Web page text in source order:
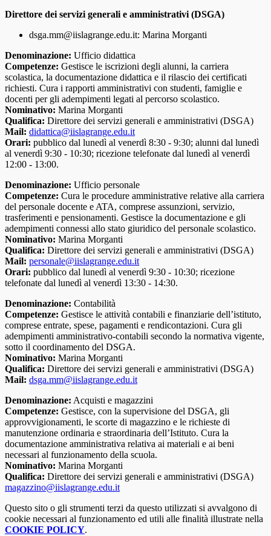
Direttore dei servizi generali e amministrativi (DSGA)
dsga.mm@iislagrange.edu.it: Marina Morganti
Denominazione: Ufficio didattica
Competenze: Gestisce le iscrizioni degli alunni, la carriera
scolastica, la documentazione didattica e il rilascio dei certificati
richiesti. Cura i rapporti amministrativi con studenti, famiglie e
docenti per gli adempimenti legati al percorso scolastico.
Nominativo: Marina Morganti
Qualifica: Direttore dei servizi generali e amministrativi (DSGA)
Mail: didattica@iislagrange.edu.it
Orari: pubblico dal lunedì al venerdì 8:30 - 9:30; alunni dal lunedì
al venerdì 9:30 - 10:30; ricezione telefonate dal lunedì al venerdì
12:00 - 13:00.
Denominazione: Ufficio personale
Competenze: Cura le procedure amministrative relative alla carriera
del personale docente e ATA, comprese assunzioni, servizio,
trasferimenti e pensionamenti. Gestisce la documentazione e gli
adempimenti connessi allo stato giuridico del personale scolastico.
Nominativo: Marina Morganti
Qualifica: Direttore dei servizi generali e amministrativi (DSGA)
Mail: personale@iislagrange.edu.it
Orari: pubblico dal lunedì al venerdì 9:30 - 10:30; ricezione
telefonate dal lunedì al venerdì 13:30 - 14:30.
Denominazione: Contabilità
Competenze: Gestisce le attività contabili e finanziarie dell’istituto,
comprese entrate, spese, pagamenti e rendicontazioni. Cura gli
adempimenti amministrativo-contabili secondo la normativa vigente,
sotto il coordinamento del DSGA.
Nominativo: Marina Morganti
Qualifica: Direttore dei servizi generali e amministrativi (DSGA)
Mail: dsga.mm@iislagrange.edu.it
Denominazione: Acquisti e magazzini
Competenze: Gestisce, con la supervisione del DSGA, gli
approvvigionamenti, le scorte di magazzino e le richieste di
manutenzione ordinaria e straordinaria dell’Istituto. Cura la
documentazione amministrativa relativa ai materiali e ai beni
necessari al funzionamento della scuola.
Nominativo: Marina Morganti
Qualifica: Direttore dei servizi generali e amministrativi (DSGA)
magazzino@iislagrange.edu.it
Questo sito o gli strumenti terzi da questo utilizzati si avvalgono di
cookie necessari al funzionamento ed utili alle finalità illustrate nella
COOKIE POLICY.